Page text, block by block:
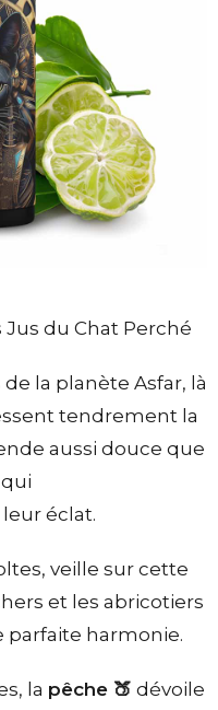
Jus du Chat Perché
la planète Asfar, là
tendrement la
aussi douce que
éclat.
veille sur cette
et les abricotiers
parfaite harmonie.
la pêche 🍑 dévoile